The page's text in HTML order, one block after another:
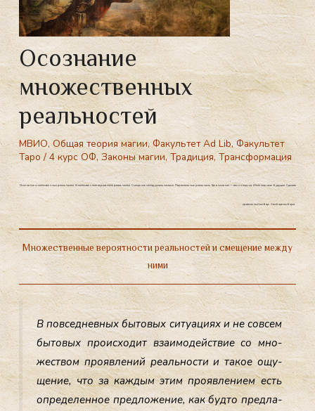
Осознание
множественных
реальностей
МВИО,Общая теория магии,Факультет Ad Lib,Факультет
Таро/4 курс ОФ,Законы магии,Традиция,Трансформация
Осознание множественных реальностей. Множественные вероятности реальностей. Смещение между реальностями. Параллельные реальности. Где внимание — там и энергия. Изменить свое будущее. Сделать
правильный выбор. Свобода выбора.
Множественные вероятности реальностей и смещение между
ними
В пов­седнев­ных бы­товых си­ту­аци­ях и не сов­сем
бы­товых про­ис­хо­дит вза­имо­дей­ствие со мно­
жес­твом про­яв­ле­ний ре­аль­нос­ти и та­кое ощу­
щение, что за каж­дым этим про­яв­ле­ни­ем есть
оп­ре­делен­ное пред­ло­жение, как буд­то пред­ла­